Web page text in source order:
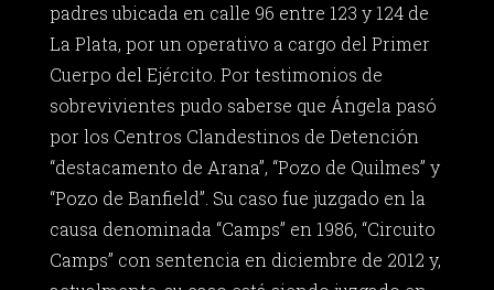
padres ubicada en calle 96 entre 123 y 124 de
La Plata, por un operativo a cargo del Primer
Cuerpo del Ejército. Por testimonios de
sobrevivientes pudo saberse que Ángela pasó
por los Centros Clandestinos de Detención
“destacamento de Arana”, “Pozo de Quilmes” y
“Pozo de Banfield”. Su caso fue juzgado en la
causa denominada “Camps” en 1986, “Circuito
Camps” con sentencia en diciembre de 2012 y,